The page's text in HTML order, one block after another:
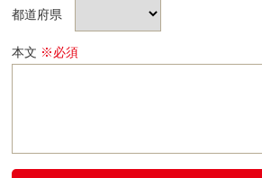
都道府県
本文 ※必須